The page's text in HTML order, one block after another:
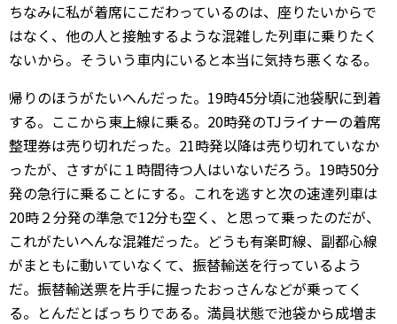
ちなみに私が着席にこだわっているのは、座りたいからで
はなく、他の人と接触するような混雑した列車に乗りたく
ないから。そういう車内にいると本当に気持ち悪くなる。
帰りのほうがたいへんだった。19時45分頃に池袋駅に到着
する。ここから東上線に乗る。20時発のTJライナーの着席
整理券は売り切れだった。21時発以降は売り切れていなか
ったが、さすがに１時間待つ人はいないだろう。19時50分
発の急行に乗ることにする。これを逃すと次の速達列車は
20時２分発の準急で12分も空く、と思って乗ったのだが、
これがたいへんな混雑だった。どうも有楽町線、副都心線
がまともに動いていなくて、振替輸送を行っているよう
だ。振替輸送票を片手に握ったおっさんなどが乗ってく
る。とんだとばっちりである。満員状態で池袋から成増ま